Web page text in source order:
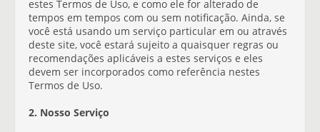
estes Termos de Uso, e como ele for alterado de
tempos em tempos com ou sem notificação. Ainda, se
você está usando um serviço particular em ou através
deste site, você estará sujeito a quaisquer regras ou
recomendações aplicáveis a estes serviços e eles
devem ser incorporados como referência nestes
Termos de Uso.
2. Nosso Serviço